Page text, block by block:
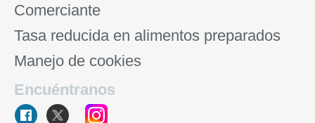
Comerciante
Tasa reducida en alimentos preparados
Manejo de cookies
Encuéntranos